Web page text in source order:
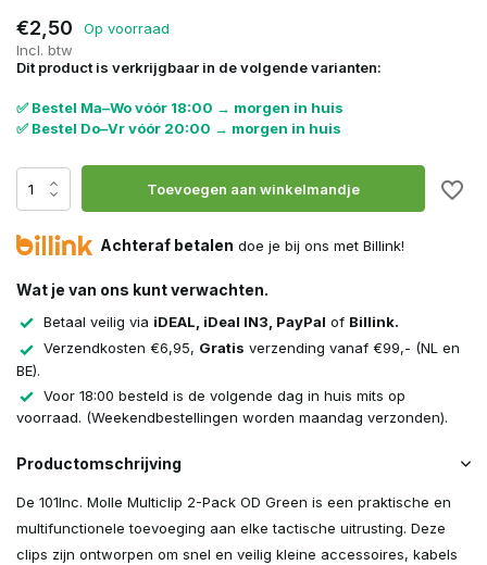
€2,50
Op voorraad
Incl. btw
Dit product is verkrijgbaar in de volgende varianten:
✅ Bestel Ma–Wo vóór 18:00 → morgen in huis
✅ Bestel Do–Vr vóór 20:00 → morgen in huis
Toevoegen aan winkelmandje
Achteraf betalen doe je bij ons met Billink!
Wat je van ons kunt verwachten.
Betaal veilig via iDEAL, iDeal IN3, PayPal of Billink.
Verzendkosten €6,95, Gratis verzending vanaf €99,- (NL en
BE).
Voor 18:00 besteld is de volgende dag in huis mits op
voorraad. (Weekendbestellingen worden maandag verzonden).
Productomschrijving
De 101Inc. Molle Multiclip 2-Pack OD Green is een praktische en
multifunctionele toevoeging aan elke tactische uitrusting. Deze
clips zijn ontworpen om snel en veilig kleine accessoires, kabels